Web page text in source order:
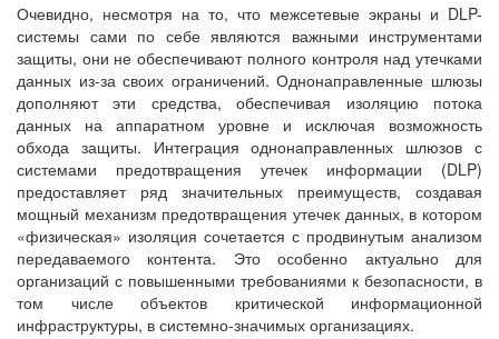
Очевидно, несмотря на то, что межсетевые экраны и DLP-
системы сами по себе являются важными инструментами
защиты, они не обеспечивают полного контроля над утечками
данных из-за своих ограничений. Однонаправленные шлюзы
дополняют эти средства, обеспечивая изоляцию потока
данных на аппаратном уровне и исключая возможность
обхода защиты. Интеграция однонаправленных шлюзов с
системами предотвращения утечек информации (DLP)
предоставляет ряд значительных преимуществ, создавая
мощный механизм предотвращения утечек данных, в котором
«физическая» изоляция сочетается с продвинутым анализом
передаваемого контента. Это особенно актуально для
организаций с повышенными требованиями к безопасности, в
том числе объектов критической информационной
инфраструктуры, в системно-значимых организациях.